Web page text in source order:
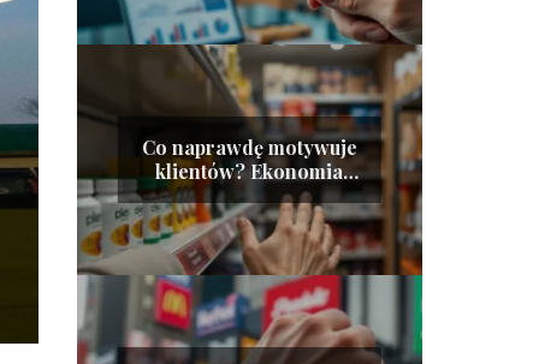
Co naprawdę motywuje
klientów? Ekonomia
behawioralna w
sprzedaży